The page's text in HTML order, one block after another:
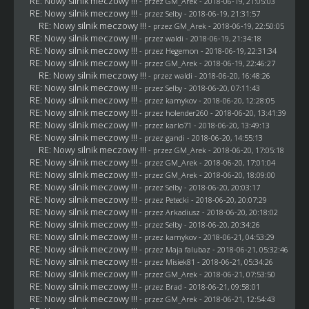
RE: Nowy silnik meczowy !!! - przez Selby- 2018-06-19, 21:31:57
RE: Nowy silnik meczowy !!! - przez GM_Arek - 2018-06-19, 22:50:05
RE: Nowy silnik meczowy !!! - przez waldi - 2018-06-19, 21:34:18
RE: Nowy silnik meczowy !!! - przez Hegemon - 2018-06-19, 22:31:34
RE: Nowy silnik meczowy !!! - przez GM_Arek - 2018-06-19, 22:46:27
RE: Nowy silnik meczowy !!! - przez waldi - 2018-06-20, 16:48:26
RE: Nowy silnik meczowy !!! - przez Selby- 2018-06-20, 07:11:43
RE: Nowy silnik meczowy !!! - przez kamykov- 2018-06-20, 12:28:05
RE: Nowy silnik meczowy !!! - przez holender260 - 2018-06-20, 13:41:39
RE: Nowy silnik meczowy !!! - przez karlo71 - 2018-06-20, 13:49:13
RE: Nowy silnik meczowy !!! - przez gandi - 2018-06-20, 14:55:13
RE: Nowy silnik meczowy !!! - przez GM_Arek - 2018-06-20, 17:05:18
RE: Nowy silnik meczowy !!! - przez GM_Arek - 2018-06-20, 17:01:04
RE: Nowy silnik meczowy !!! - przez GM_Arek - 2018-06-20, 18:09:00
RE: Nowy silnik meczowy !!! - przez Selby- 2018-06-20, 20:03:17
RE: Nowy silnik meczowy !!! - przez Petecki - 2018-06-20, 20:07:29
RE: Nowy silnik meczowy !!! - przez Arkadiusz - 2018-06-20, 20:18:02
RE: Nowy silnik meczowy !!! - przez Selby- 2018-06-20, 20:34:26
RE: Nowy silnik meczowy !!! - przez kamykov- 2018-06-21, 04:53:29
RE: Nowy silnik meczowy !!! - przez Maja falubaz - 2018-06-21, 05:32:46
RE: Nowy silnik meczowy !!! - przez Misiek81 - 2018-06-21, 05:34:26
RE: Nowy silnik meczowy !!! - przez GM_Arek - 2018-06-21, 07:53:50
RE: Nowy silnik meczowy !!! - przez Brad - 2018-06-21, 09:58:01
RE: Nowy silnik meczowy !!! - przez GM_Arek - 2018-06-21, 12:54:43